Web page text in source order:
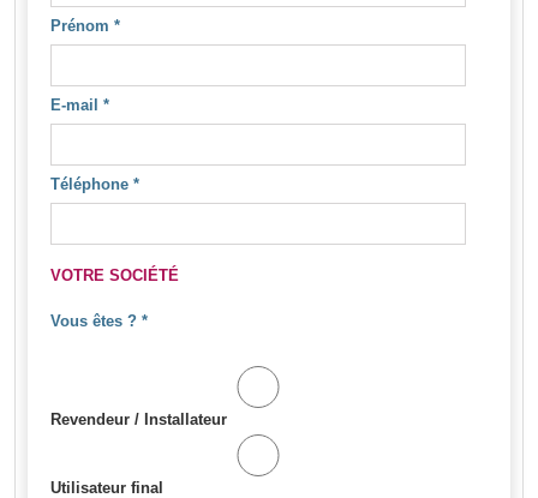
Prénom *
E-mail *
Téléphone *
VOTRE SOCIÉTÉ
Vous êtes ? *
Revendeur / Installateur
Utilisateur final